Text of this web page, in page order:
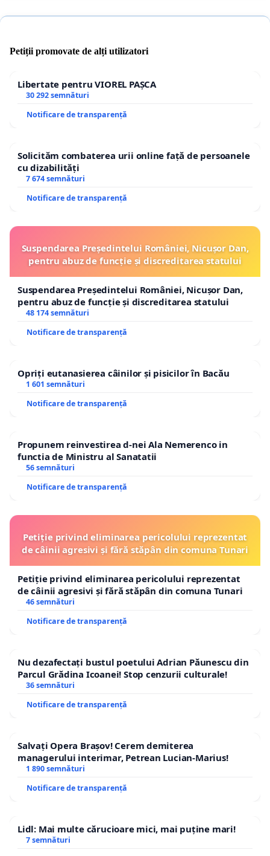
Petiții promovate de alți utilizatori
Libertate pentru VIOREL PAȘCA
30 292 semnături
Notificare de transparență
Solicităm combaterea urii online față de persoanele
cu dizabilități
7 674 semnături
Notificare de transparență
Suspendarea Președintelui României, Nicușor Dan,
pentru abuz de funcție și discreditarea statului
Suspendarea Președintelui României, Nicușor Dan,
pentru abuz de funcție și discreditarea statului
48 174 semnături
Notificare de transparență
Opriți eutanasierea câinilor și pisicilor în Bacău
1 601 semnături
Notificare de transparență
Propunem reinvestirea d-nei Ala Nemerenco in
functia de Ministru al Sanatatii
56 semnături
Notificare de transparență
Petiție privind eliminarea pericolului reprezentat
de câinii agresivi și fără stăpân din comuna Tunari
Petiție privind eliminarea pericolului reprezentat
de câinii agresivi și fără stăpân din comuna Tunari
46 semnături
Notificare de transparență
Nu dezafectați bustul poetului Adrian Păunescu din
Parcul Grădina Icoanei! Stop cenzurii culturale!
36 semnături
Notificare de transparență
Salvați Opera Brașov! Cerem demiterea
managerului interimar, Petrean Lucian-Marius!
1 890 semnături
Notificare de transparență
Lidl: Mai multe cărucioare mici, mai puține mari!
7 semnături